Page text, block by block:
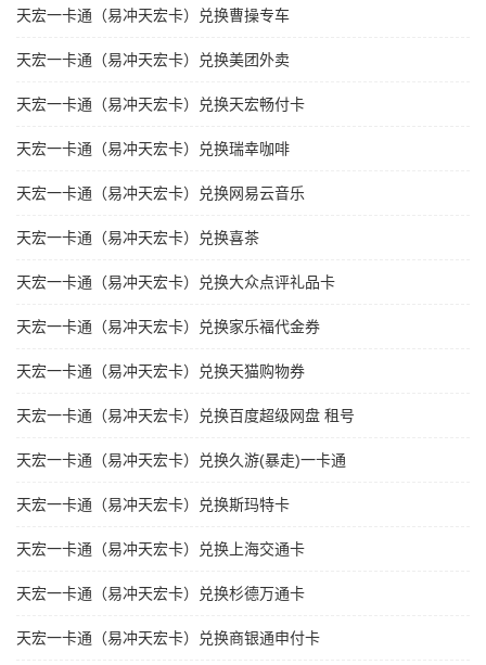
天宏一卡通（易冲天宏卡）兑换曹操专车
天宏一卡通（易冲天宏卡）兑换美团外卖
天宏一卡通（易冲天宏卡）兑换天宏畅付卡
天宏一卡通（易冲天宏卡）兑换瑞幸咖啡
天宏一卡通（易冲天宏卡）兑换网易云音乐
天宏一卡通（易冲天宏卡）兑换喜茶
天宏一卡通（易冲天宏卡）兑换大众点评礼品卡
天宏一卡通（易冲天宏卡）兑换家乐福代金券
天宏一卡通（易冲天宏卡）兑换天猫购物券
天宏一卡通（易冲天宏卡）兑换百度超级网盘 租号
天宏一卡通（易冲天宏卡）兑换久游(暴走)一卡通
天宏一卡通（易冲天宏卡）兑换斯玛特卡
天宏一卡通（易冲天宏卡）兑换上海交通卡
天宏一卡通（易冲天宏卡）兑换杉德万通卡
天宏一卡通（易冲天宏卡）兑换商银通申付卡